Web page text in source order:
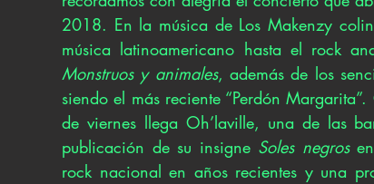
2018. En la música de Los Makenzy
Monstruos y animales, además de los
siendo el más reciente “Perdón
de viernes llega Oh’laville, una de las
publicación de su insigne Soles negros en
rock nacional en años recientes y una